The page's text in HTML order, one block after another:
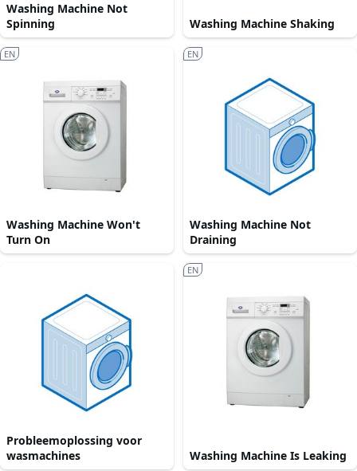
Washing Machine Not
Spinning
Washing Machine Shaking
Washing Machine Won't
Turn On
EN
Washing Machine Not
Draining
EN
Probleemoplossing voor
wasmachines
Washing Machine Is Leaking
EN